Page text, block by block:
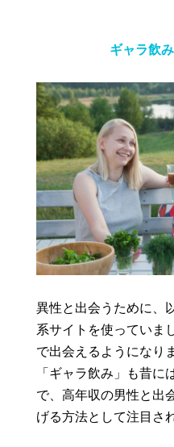
ギャラ飲
異性と出会うために、
系サイトを使っていま
で出会えるようになり
「ギャラ飲み」も昔に
で、高年収の男性と出
げる方法として注目さ